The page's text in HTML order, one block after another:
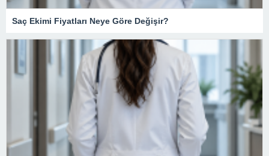
Saç Ekimi Fiyatları Neye Göre Değişir?